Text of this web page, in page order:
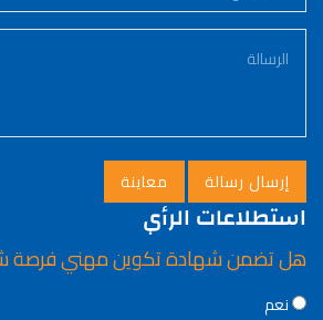
استطلاعات الرأي
هل تضمن شهادة تكوين مهني فرصة
Choices
نعم